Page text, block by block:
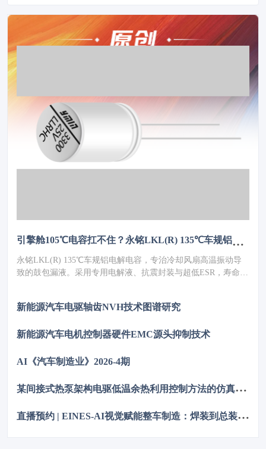
引擎舱105℃电容扛不住？永铭LKL(R) 135℃车规铝电解电容，破解冷却风扇高温振动失效难题
永铭LKL(R) 135℃车规铝电解电容，专治冷却风扇高温振动导
致的鼓包漏液。采用专用电解液、抗震封装与超低ESR，寿命超
近零，全生命周期成本优势显著，助力国产化替代。
新能源汽车电驱轴齿NVH技术图谱研究
新能源汽车电机控制器硬件EMC源头抑制技术
AI《汽车制造业》2026-4期
某
间接式热泵架构电驱低温余热利用控制方法的仿真优化研究
直
播预约 | EINES-AI视觉赋能整车制造：焊装到总装的质量控制